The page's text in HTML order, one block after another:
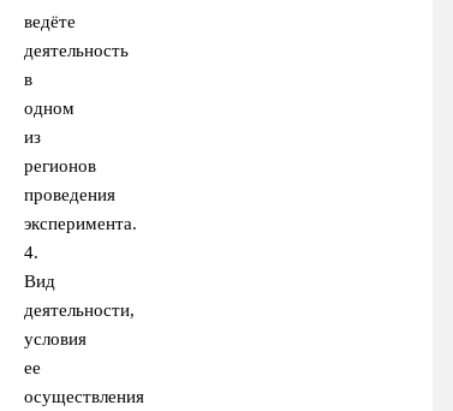
ведёте
деятельность
в
одном
из
регионов
проведения
эксперимента.
4.
Вид
деятельности,
условия
ее
осуществления